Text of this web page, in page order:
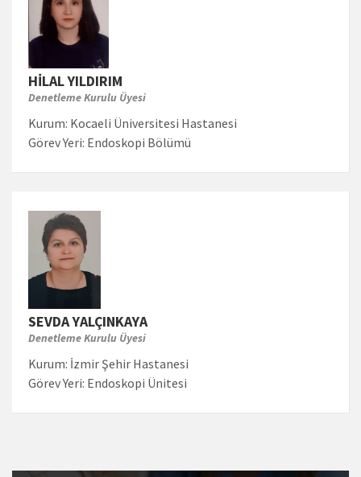
HİLAL YILDIRIM
Denetleme Kurulu Üyesi
Kurum: Kocaeli Üniversitesi Hastanesi
Görev Yeri: Endoskopi Bölümü
SEVDA YALÇINKAYA
Denetleme Kurulu Üyesi
Kurum: İzmir Şehir Hastanesi
Görev Yeri: Endoskopi Ünitesi